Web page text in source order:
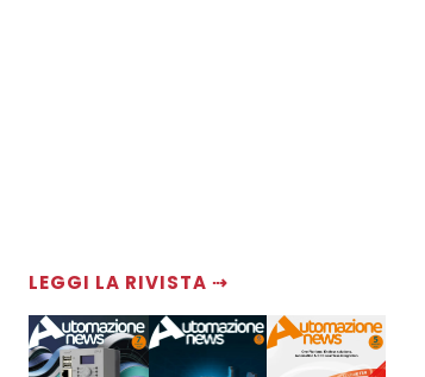
LEGGI LA RIVISTA ⇢